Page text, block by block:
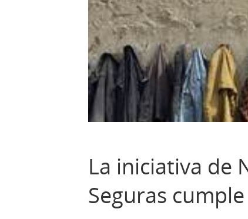
La iniciativa de
Seguras